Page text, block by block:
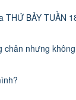
THỨ BẢY TUẦN
chân nhưng